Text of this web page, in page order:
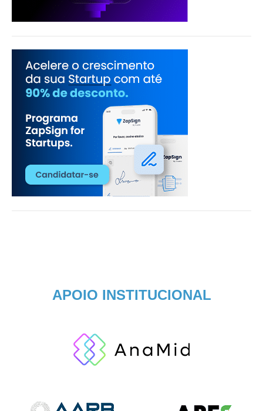
APOIO INSTITUCIONAL